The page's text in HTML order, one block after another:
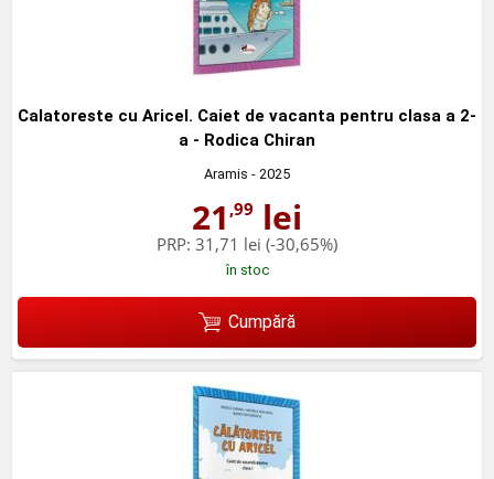
Calatoreste cu Aricel. Caiet de vacanta pentru clasa a 2-
a - Rodica Chiran
Aramis - 2025
21 ,99 lei
PRP: 31,71 lei (-30,65%)
în stoc
Cumpără